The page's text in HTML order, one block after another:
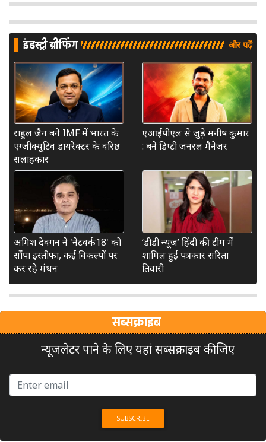
इंडस्ट्री ब्रीफिंग और पढ़ें
राहुल जैन बने IMF में भारत के
एग्जीक्यूटिव डायरेक्टर के वरिष्ठ
सलाहकार
एआईपीएल से जुड़े मनीष कुमार
: बने डिप्टी जनरल मैनेजर
अमिश देवगन ने 'नेटवर्क18' को
सौंपा इस्तीफा, कई विकल्पों पर
कर रहे मंथन
‘डीडी न्यूज’ हिंदी की टीम में
शामिल हुईं पत्रकार सरिता
तिवारी
सब्सक्राइब
न्यूजलेटर पाने के लिए यहां सब्सक्राइब कीजिए